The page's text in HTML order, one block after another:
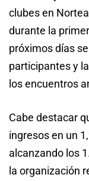
clubes en
durante la
próximos días
participantes y
los encuentros
Cabe destacar
ingresos en un
alcanzando los
la organización